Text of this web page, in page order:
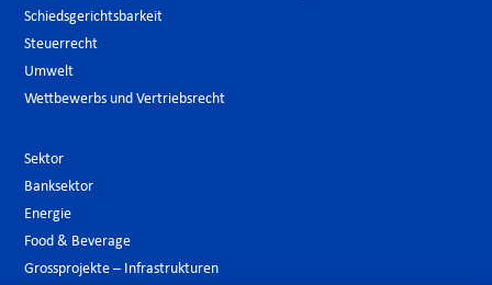
Schiedsgerichtsbarkeit
Steuerrecht
Umwelt
Wettbewerbs und Vertriebsrecht
Sektor
Banksektor
Energie
Food & Beverage
Grossprojekte – Infrastrukturen